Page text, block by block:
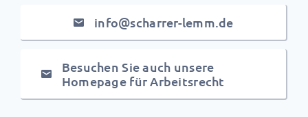
info@scharrer-lemm.de
Besuchen Sie auch unsere
Homepage für Arbeitsrecht